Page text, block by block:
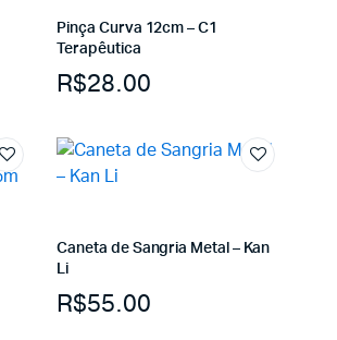
Pinça Curva 12cm – C1
Terapêutica
R$28.00
Caneta de Sangria Metal – Kan
Li
R$55.00